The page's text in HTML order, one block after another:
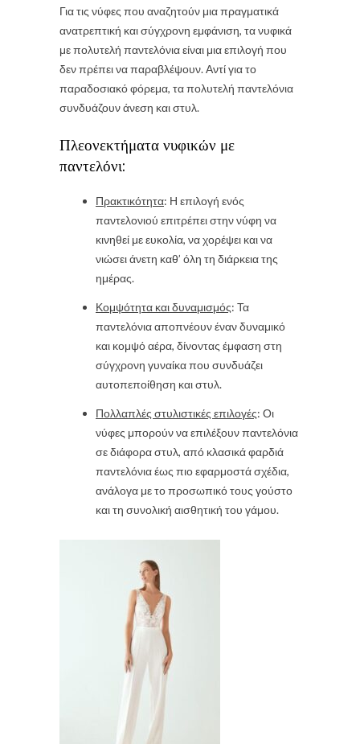
Για τις νύφες που αναζητούν μια πραγματικά
ανατρεπτική και σύγχρονη εμφάνιση, τα νυφικά
με πολυτελή παντελόνια είναι μια επιλογή που
δεν πρέπει να παραβλέψουν. Αντί για το
παραδοσιακό φόρεμα, τα πολυτελή παντελόνια
συνδυάζουν άνεση και στυλ.
Πλεονεκτήματα νυφικών με
παντελόνι:
Πρακτικότητα: Η επιλογή ενός
παντελονιού επιτρέπει στην νύφη να
κινηθεί με ευκολία, να χορέψει και να
νιώσει άνετη καθ’ όλη τη διάρκεια της
ημέρας.
Κομψότητα και δυναμισμός: Τα
παντελόνια αποπνέουν έναν δυναμικό
και κομψό αέρα, δίνοντας έμφαση στη
σύγχρονη γυναίκα που συνδυάζει
αυτοπεποίθηση και στυλ.
Πολλαπλές στυλιστικές επιλογές: Οι
νύφες μπορούν να επιλέξουν παντελόνια
σε διάφορα στυλ, από κλασικά φαρδιά
παντελόνια έως πιο εφαρμοστά σχέδια,
ανάλογα με το προσωπικό τους γούστο
και τη συνολική αισθητική του γάμου.